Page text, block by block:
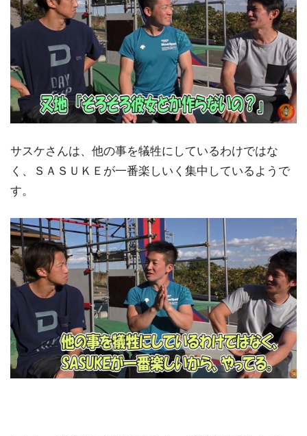
サスケさんは、他の事を犠牲にしているわけではな
く、ＳＡＳＵＫＥが一番楽しいく集中しているようで
す。